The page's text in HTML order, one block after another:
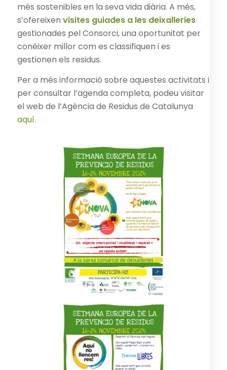
més sostenibles en la seva vida diària. A més,
s’ofereixen visites guiades a les deixalleries
gestionades pel Consorci, una oportunitat per
conèixer millor com es classifiquen i es
gestionen els residus.
Per a més informació sobre aquestes activitats i
per consultar l’agenda completa, podeu visitar
el web de l’Agència de Residus de Catalunya
aquí.